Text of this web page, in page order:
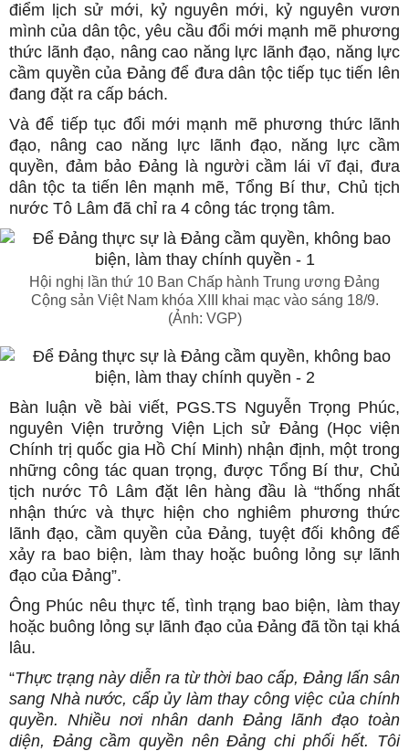
điểm lịch sử mới, kỷ nguyên mới, kỷ nguyên vươn
mình của dân tộc, yêu cầu đổi mới mạnh mẽ phương
thức lãnh đạo, nâng cao năng lực lãnh đạo, năng lực
cầm quyền của Đảng để đưa dân tộc tiếp tục tiến lên
đang đặt ra cấp bách.
Và để tiếp tục đổi mới mạnh mẽ phương thức lãnh
đạo, nâng cao năng lực lãnh đạo, năng lực cầm
quyền, đảm bảo Đảng là người cầm lái vĩ đại, đưa
dân tộc ta tiến lên mạnh mẽ, Tổng Bí thư, Chủ tịch
nước Tô Lâm đã chỉ ra 4 công tác trọng tâm.
Hội nghị lần thứ 10 Ban Chấp hành Trung ương Đảng
Cộng sản Việt Nam khóa XIII khai mạc vào sáng 18/9.
(Ảnh: VGP)
Bàn luận về bài viết, PGS.TS Nguyễn Trọng Phúc,
nguyên Viện trưởng Viện Lịch sử Đảng (Học viện
Chính trị quốc gia Hồ Chí Minh) nhận định, một trong
những công tác quan trọng, được Tổng Bí thư, Chủ
tịch nước Tô Lâm đặt lên hàng đầu là “thống nhất
nhận thức và thực hiện cho nghiêm phương thức
lãnh đạo, cầm quyền của Đảng, tuyệt đối không để
xảy ra bao biện, làm thay hoặc buông lỏng sự lãnh
đạo của Đảng”.
Ông Phúc nêu thực tế, tình trạng bao biện, làm thay
hoặc buông lỏng sự lãnh đạo của Đảng đã tồn tại khá
lâu.
“Thực trạng này diễn ra từ thời bao cấp, Đảng lấn sân
sang Nhà nước, cấp ủy làm thay công việc của chính
quyền. Nhiều nơi nhân danh Đảng lãnh đạo toàn
diện, Đảng cầm quyền nên Đảng chi phối hết. Tôi